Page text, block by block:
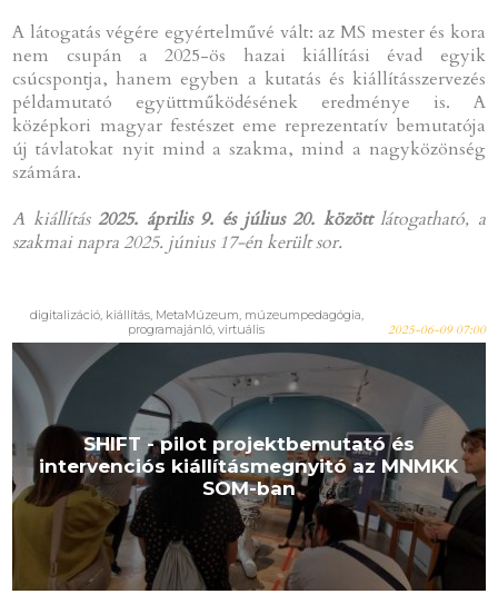
A látogatás végére egyértelművé vált: az MS mester és kora
nem csupán a 2025-ös hazai kiállítási évad egyik
csúcspontja, hanem egyben a kutatás és kiállításszervezés
példamutató együttműködésének eredménye is. A
középkori magyar festészet eme reprezentatív bemutatója
új távlatokat nyit mind a szakma, mind a nagyközönség
számára.
A kiállítás2025. április 9. és július 20. közöttlátogatható, a
szakmai napra 2025. június 17-én került sor.
digitalizáció, kiállítás, MetaMúzeum, múzeumpedagógia,
programajánló, virtuális
2025-06-09 07:00
SHIFT - pilot projektbemutató és
intervenciós kiállításmegnyitó az MNMKK
SOM-ban